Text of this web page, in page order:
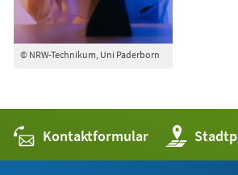
© NRW-Technikum, Uni Paderborn
Kontaktformular (Öffnet
in
einem